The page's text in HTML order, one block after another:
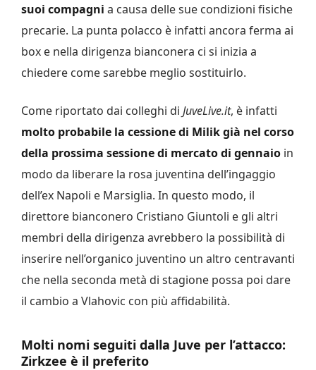
suoi compagni a causa delle sue condizioni fisiche
precarie. La punta polacco è infatti ancora ferma ai
box e nella dirigenza bianconera ci si inizia a
chiedere come sarebbe meglio sostituirlo.
Come riportato dai colleghi di JuveLive.it, è infatti
molto probabile la cessione di Milik già nel corso
della prossima sessione di mercato di gennaio in
modo da liberare la rosa juventina dell’ingaggio
dell’ex Napoli e Marsiglia. In questo modo, il
direttore bianconero Cristiano Giuntoli e gli altri
membri della dirigenza avrebbero la possibilità di
inserire nell’organico juventino un altro centravanti
che nella seconda metà di stagione possa poi dare
il cambio a Vlahovic con più affidabilità.
Molti nomi seguiti dalla Juve per l’attacco:
Zirkzee è il preferito